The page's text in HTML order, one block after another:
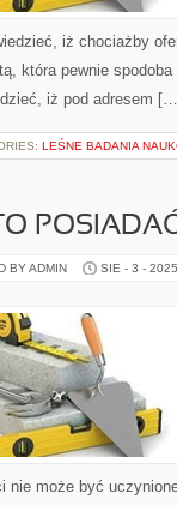
iż chociażby
która pewnie
iż pod adresem
LEŚNE BADANIA
BY ADMIN SIE - 3 - 2025
nie może być